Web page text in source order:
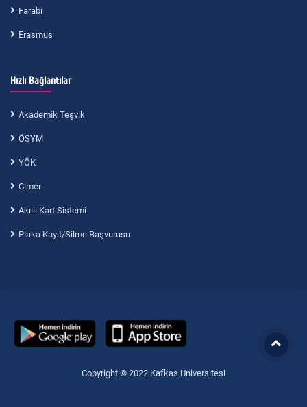
Farabi
Erasmus
Hızlı Bağlantılar
Akademik Teşvik
ÖSYM
YÖK
Cimer
Akıllı Kart Sistemi
Plaka Kayıt/Silme Başvurusu
Copyright © 2022 Kafkas Üniversitesi